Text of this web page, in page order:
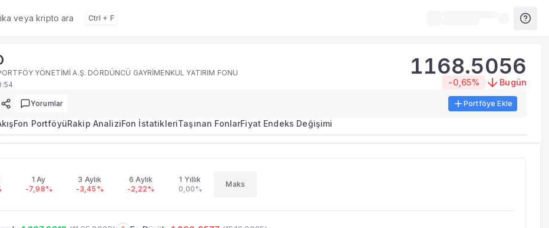
veya kripto ara Ctrl + F
portföy dağılımı, performans ve rakip analizi.
YÖNETİMİ A.Ş. DÖRDÜNCÜ GAYRİMENKUL YATIRIM FONU
1168.5056
-0,65% Bugün
Yorumlar Portföye Ekle
Fon PortföyüRakip AnaliziFon İstatikleriTaşınan FonlarFiyat Endeks Değişimi
1 Ay
-7,98%
3 Aylık
-3,45%
6 Aylık
-2,22%
1 Yıllık
0,00%
Maks